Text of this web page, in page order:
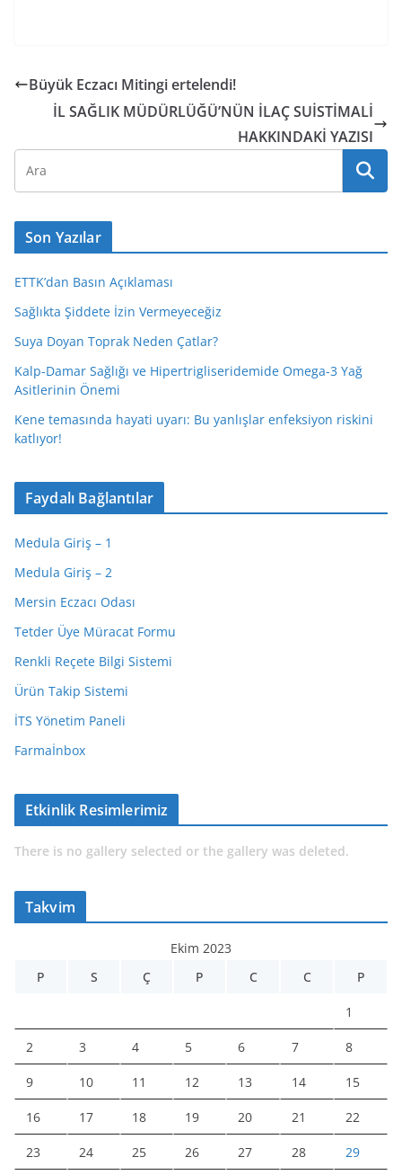
Büyük Eczacı Mitingi ertelendi!
İL SAĞLIK MÜDÜRLÜĞÜ’NÜN İLAÇ SUİSTİMALİ
HAKKINDAKİ YAZISI
Son Yazılar
ETTK’dan Basın Açıklaması
Sağlıkta Şiddete İzin Vermeyeceğiz
Suya Doyan Toprak Neden Çatlar?
Kalp-Damar Sağlığı ve Hipertrigliseridemide Omega-3 Yağ
Asitlerinin Önemi
Kene temasında hayati uyarı: Bu yanlışlar enfeksiyon riskini
katlıyor!
Faydalı Bağlantılar
Medula Giriş – 1
Medula Giriş – 2
Mersin Eczacı Odası
Tetder Üye Müracat Formu
Renkli Reçete Bilgi Sistemi
Ürün Takip Sistemi
İTS Yönetim Paneli
Farmaİnbox
Etkinlik Resimlerimiz
There is no gallery selected or the gallery was deleted.
Takvim
Ekim 2023
P
S Ç P C C P
1
2 3 4 5 6 7 8
9 10 11 12 13 14 15
16 17 18 19 20 21 22
23 24 25 26 27 28 29